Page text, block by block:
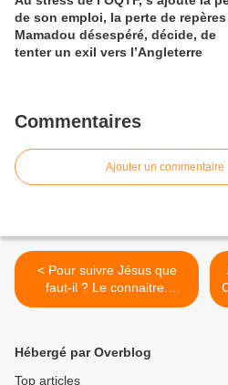
de son emploi, la perte de repères
Mamadou désespéré, décide, de
tenter un exil vers l’Angleterre
Commentaires
Ajouter un commentaire
< Pour suivre Jésus que
faut-il ? Le connaitre.
L’Évangile de ce dimanche
de Dieu, l’imiter
Hébergé par Overblog
Top articles